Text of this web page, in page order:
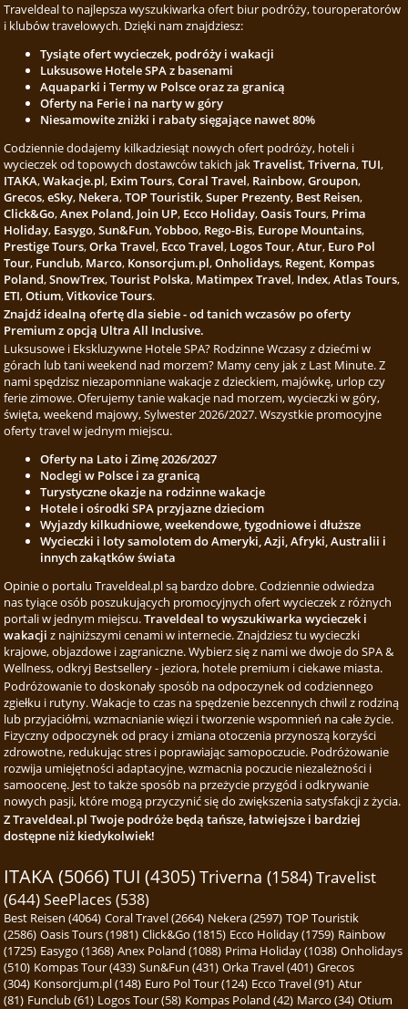
Traveldeal to najlepsza wyszukiwarka ofert biur podróży, touroperatorów
i klubów travelowych. Dzięki nam znajdziesz:
Tysiąte ofert wycieczek, podróży i wakacji
Luksusowe Hotele SPA z basenami
Aquaparki i Termy w Polsce oraz za granicą
Oferty na Ferie i na narty w góry
Niesamowite zniżki i rabaty sięgające nawet 80%
Codziennie dodajemy kilkadziesiąt nowych ofert podróży, hoteli i
wycieczek od topowych dostawców takich jakTravelist,Triverna,TUI,
ITAKA,Wakacje.pl, Exim Tours,Coral Travel, Rainbow,Groupon,
Grecos,eSky, Nekera,TOP Touristik,Super Prezenty, Best Reisen,
Click&Go,Anex Poland, Join UP, Ecco Holiday,Oasis Tours, Prima
Holiday, Easygo,Sun&Fun,Yobboo, Rego-Bis, Europe Mountains,
Prestige Tours,Orka Travel, Ecco Travel, Logos Tour,Atur, Euro Pol
Tour, Funclub, Marco, Konsorcjum.pl,Onholidays, Regent, Kompas
Poland,SnowTrex,Tourist Polska, Matimpex Travel, Index,Atlas Tours,
ETI,Otium,Vitkovice Tours.
Znajdź idealną ofertę dla siebie - od tanich wczasów po oferty
Premium z opcją Ultra All Inclusive.
Luksusowe i Ekskluzywne Hotele SPA? Rodzinne Wczasy z dziećmi w
górach lub tani weekend nad morzem? Mamy ceny jak z Last Minute. Z
nami spędzisz niezapomniane wakacje z dzieckiem, majówkę, urlop czy
ferie zimowe. Oferujemy tanie wakacje nad morzem, wycieczki w góry,
święta, weekend majowy, Sylwester 2026/2027. Wszystkie promocyjne
oferty travel w jednym miejscu.
Oferty na Lato i Zimę 2026/2027
Noclegi w Polsce i za granicą
Turystyczne okazje na rodzinne wakacje
Hotele i ośrodki SPA przyjazne dzieciom
Wyjazdy kilkudniowe, weekendowe, tygodniowe i dłuższe
Wycieczki i loty samolotem do Ameryki, Azji, Afryki, Australii i
innych zakątków świata
Opinie o portalu Traveldeal.pl są bardzo dobre. Codziennie odwiedza
nas tyiące osób poszukujących promocyjnych ofert wycieczek z różnych
portali w jednym miejscu.Traveldeal to wyszukiwarka wycieczek i
wakacji z najniższymi cenami w internecie. Znajdziesz tu wycieczki
krajowe, objazdowe i zagraniczne. Wybierz się z nami we dwoje do SPA &
Wellness, odkryj Bestsellery - jeziora, hotele premium i ciekawe miasta.
Podróżowanie to doskonały sposób na odpoczynek od codziennego
zgiełku i rutyny. Wakacje to czas na spędzenie bezcennych chwil z rodziną
lub przyjaciółmi, wzmacnianie więzi i tworzenie wspomnień na całe życie.
Fizyczny odpoczynek od pracy i zmiana otoczenia przynoszą korzyści
zdrowotne, redukując stres i poprawiając samopoczucie. Podróżowanie
rozwija umiejętności adaptacyjne, wzmacnia poczucie niezależności i
samoocenę. Jest to także sposób na przeżycie przygód i odkrywanie
nowych pasji, które mogą przyczynić się do zwiększenia satysfakcji z życia.
Z Traveldeal.pl Twoje podróże będą tańsze, łatwiejsze i bardziej
dostępne niż kiedykolwiek!
ITAKA (5066)TUI (4305) Triverna (1584)Travelist
(644) SeePlaces (538)
Best Reisen (4064) Coral Travel (2664) Nekera (2597) TOP Touristik
(2586) Oasis Tours (1981) Click&Go (1815) Ecco Holiday (1759) Rainbow
(1725) Easygo (1368) Anex Poland (1088) Prima Holiday (1038) Onholidays
(510) Kompas Tour (433) Sun&Fun (431) Orka Travel (401) Grecos
(304) Konsorcjum.pl (148) Euro Pol Tour (124) Ecco Travel (91) Atur
(81) Funclub (61) Logos Tour (58) Kompas Poland (42) Marco (34) Otium